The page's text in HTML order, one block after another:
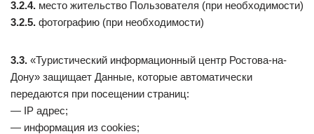
3.2.4. место жительство Пользователя (при необходимости)
3.2.5. фотографию (при необходимости)
3.3. «Туристический информационный центр Ростова-на-
Дону» защищает Данные, которые автоматически
передаются при посещении страниц:
— IP адрес;
— информация из cookies;